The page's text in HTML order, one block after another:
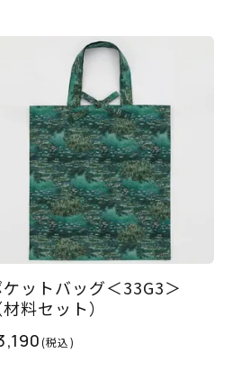
ットバッグ＜33G3＞
材料セット）
(税込)